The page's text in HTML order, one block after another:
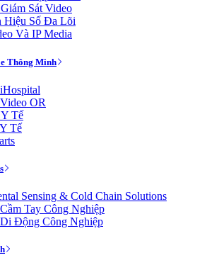
Sát Video
Số Đa Lõi
Và IP Media
Thông Minh
OR
Tế
Tế
Sensing & Cold Chain Solutions
Tay Công Nghiệp
Động Công Nghiệp